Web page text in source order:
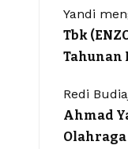
Yandi
Tbk
Tahunan
Redi
Ahmad
Olahraga